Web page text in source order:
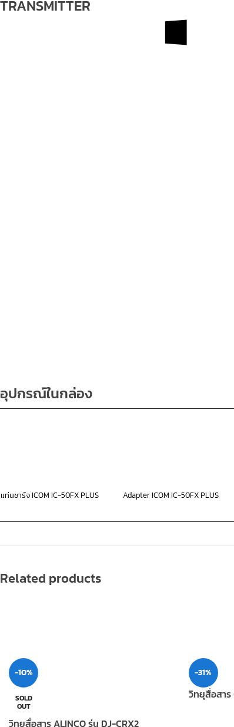
TRANSMITTER
อุปกรณ์ในกล่อง
แท่นชาร์จ ICOM IC-50FX PLUS Adapter ICOM IC-50FX PLUS
Related products
-10%
SOLD
OUT
วิทยุสื่อสาร ALINCO รุ่น DJ-CRX2
-31%
วิทยุสื่อสาร